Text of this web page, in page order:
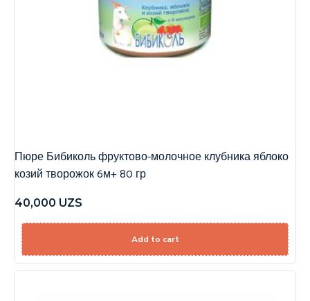
Пюре Бибиколь фруктово-молочное клубника яблоко
козий творожок 6м+ 80 гр
40,000 UZS
Add to cart